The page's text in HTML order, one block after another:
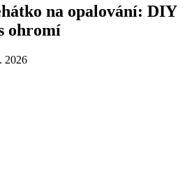
na opalování: DIY
ohromí
2026